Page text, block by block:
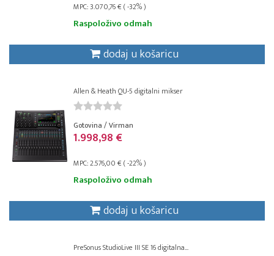
MPC: 3.070,76 € ( -32% )
Raspoloživo odmah
dodaj u košaricu
Allen & Heath QU-5 digitalni mikser
Gotovina / Virman
1.998,98 €
MPC: 2.576,00 € ( -22% )
Raspoloživo odmah
dodaj u košaricu
PreSonus StudioLive III SE 16 digitalna...